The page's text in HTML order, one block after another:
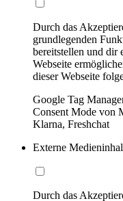
Durch das
grundlegenden
bereitstellen und dir
Webseite
dieser Webseite
Google Tag
Consent Mode von
Klarna, Freshchat
Externe
Durch das